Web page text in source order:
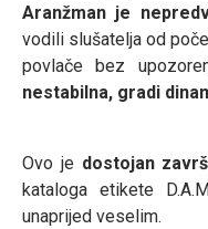
Aranžman je
vodili slušatelja od
povlače bez
nestabilna, gradi
Ovo je dostojan
kataloga etikete
unaprijed veselim.